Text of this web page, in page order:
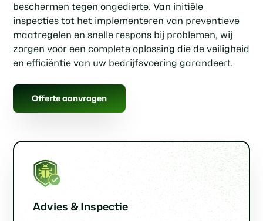
beschermen tegen ongedierte. Van initiële
inspecties tot het implementeren van preventieve
maatregelen en snelle respons bij problemen, wij
zorgen voor een complete oplossing die de veiligheid
en efficiëntie van uw bedrijfsvoering garandeert.
Offerte aanvragen
Advies & Inspectie